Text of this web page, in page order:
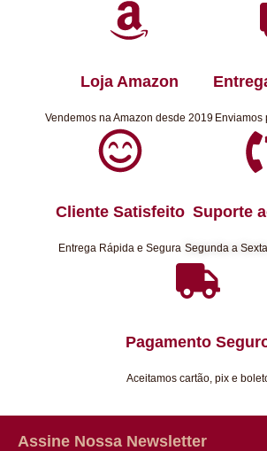
Loja Amazon
Vendemos na Amazon desde 2019 Enviamos
Cliente Satisfeito
Entrega Rápida e Segura
Suporte
Segunda a
Pagamento
Aceitamos cartão, pix e
Assine Nossa Newsletter